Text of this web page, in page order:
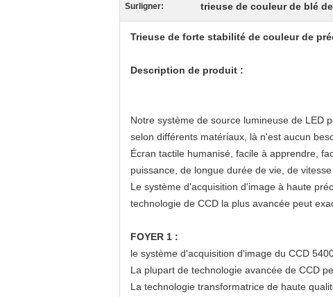
Surligner: trieuse de couleur de blé
Trieuse de forte stabilité de couleur de
Description de produit :
Notre système de source lumineuse de LED
selon différents matériaux, là n'est aucun
Écran tactile humanisé, facile à apprendre,
puissance, de longue durée de vie, de
Le système d'acquisition d'image à haute
technologie de CCD la plus avancée peut
FOYER 1 :
le système d'acquisition d'image du CCD
La plupart de technologie avancée de CCD
La technologie transformatrice de haute